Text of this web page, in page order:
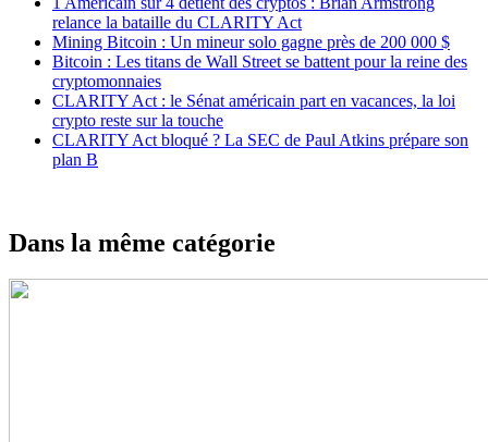
relance la bataille du CLARITY Act
Mining Bitcoin : Un mineur solo gagne près de 200 000 $
Bitcoin : Les titans de Wall Street se battent pour la reine des
cryptomonnaies
CLARITY Act : le Sénat américain part en vacances, la loi
crypto reste sur la touche
CLARITY Act bloqué ? La SEC de Paul Atkins prépare son
plan B
Dans la même catégorie